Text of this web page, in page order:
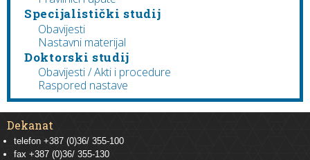
Specijalistički studij
Obavijesti
Nastavni materijal
Doktorski studij
Obavijesti / Akti i procedure
Raspored nastave
Dekanat
telefon +387 (0)36/ 355-100
fax +387 (0)36/ 355-130